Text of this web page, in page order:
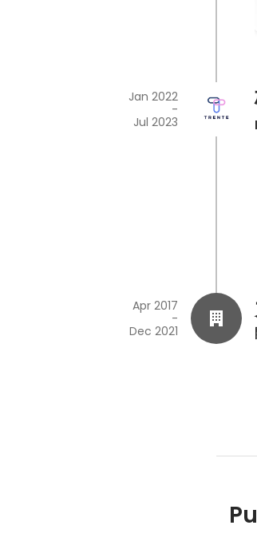
Jan 2022
-
Jul 2023
Apr 2017
-
Dec 2021